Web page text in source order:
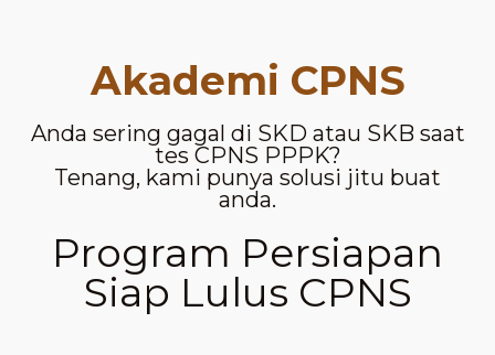
Akademi CPNS
Anda sering gagal di SKD atau SKB saat
tes CPNS PPPK?
Tenang, kami punya solusi jitu buat
anda.
Program Persiapan
Siap Lulus CPNS